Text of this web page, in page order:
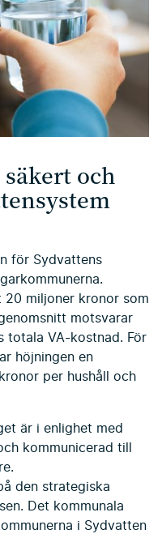
och
för Sydvattens
miljoner kronor som
motsvarar
totala VA-kostnad. För
höjningen en
per hushåll och
är i enlighet med
kommunicerad till
den strategiska
Det kommunala
i Sydvatten